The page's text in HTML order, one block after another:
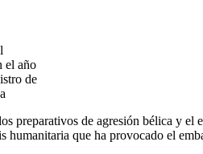
el año
de
preparativos de agresión bélica y
humanitaria que ha provocado el